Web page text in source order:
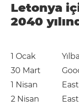
Letonya
2040
1 Ocak
30 Mart
1 Nisan
2 Nisan